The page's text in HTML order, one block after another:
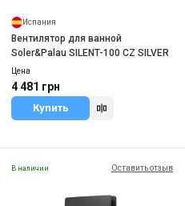
Испания
Вентилятор для ванной
Soler&Palau SILENT-100 CZ SILVER
Цена
4 481 грн
Купить
В наличии Оставить отзыв